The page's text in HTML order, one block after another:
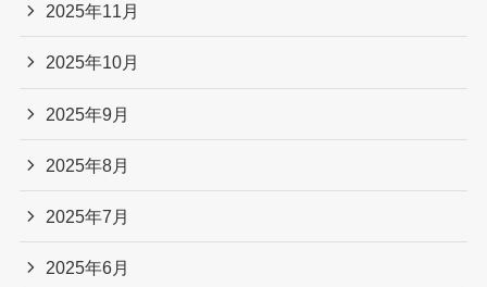
2025年11月
2025年10月
2025年9月
2025年8月
2025年7月
2025年6月